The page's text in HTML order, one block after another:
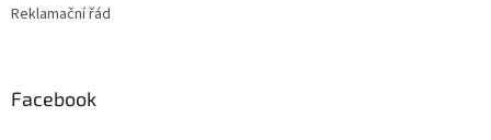
Reklamační řád
Facebook